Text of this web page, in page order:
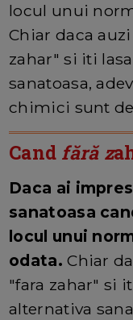
locul unui
Chiar daca
zahar" si iti
sanatoasa,
chimici sunt
Cand fără z
Daca ai
sanatoasa
locul unui
odata. Chiar
"fara zahar" si
alternativa